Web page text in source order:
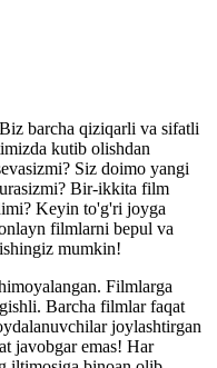
barcha qiziqarli va sifatli
kutib olishdan
Siz doimo yangi
Bir-ikkita film
Keyin to'g'ri joyga
filmlarni bepul va
mumkin!
Filmlarga
Barcha filmlar faqat
joylashtirgan
javobgar emas! Har